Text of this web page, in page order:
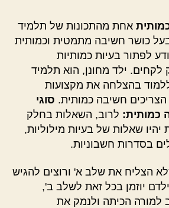
אחת מהתכונות של תלמיד
כושר חשיבה מתמטית וכמותית
לפתור בעיות כמותיות
לקחים. ילד מחונן, הוא תלמיד
בהצלחה את מקצועות
הצריכים חשיבה כמותית. סוגי
כמותית: לרוב, השאלות בחלק
שאלות של בעיות מילוליות,
בסדרות חשבוניות.
הצליח את שלב א' ורוצים להגיש
יוזמן בכל זאת לשלב ב',
למורה הכיתה ולנמק את